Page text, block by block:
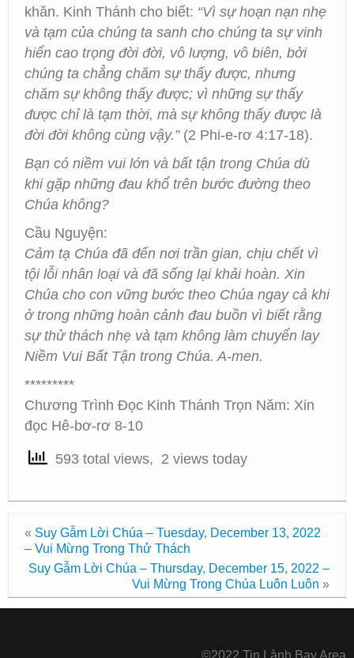
khăn. Kinh Thánh cho biết: “Vì sự hoạn nạn nhẹ
và tạm của chúng ta sanh cho chúng ta sự vinh
hiển cao trọng đời đời, vô lượng, vô biên, bởi
chúng ta chẳng chăm sự thấy được, nhưng
chăm sự không thấy được; vì những sự thấy
được chỉ là tạm thời, mà sự không thấy được là
đời đời không cùng vậy.”(2 Phi-e-rơ 4:17-18).
Bạn có niềm vui lớn và bất tận trong Chúa dù
khi gặp những đau khổ trên bước đường theo
Chúa không?
Cầu Nguyện:
Cảm tạ Chúa đã đến nơi trần gian, chịu chết vì
tội lỗi nhân loại và đã sống lại khải hoàn. Xin
Chúa cho con vững bước theo Chúa ngay cả khi
ở trong những hoàn cảnh đau buồn vì biết rằng
sự thử thách nhẹ và tạm không làm chuyển lay
Niềm Vui Bất Tận trong Chúa. A-men.
*********
Chương Trình Đọc Kinh Thánh Trọn Năm: Xin
đọc Hê-bơ-rơ 8-10
593 total views, 2 views today
« Suy Gẫm Lời Chúa – Tuesday, December 13, 2022
– Vui Mừng Trong Thử Thách
Suy Gẫm Lời Chúa – Thursday, December 15, 2022 –
Vui Mừng Trong Chúa Luôn Luôn »
©2022 Tin Lành Bay Area